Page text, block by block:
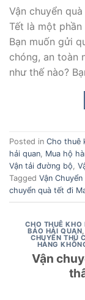
Vận chuyển
Tết là một
Bạn muốn gửi
chóng, an toàn
như thế nào?
Posted in Cho thuê
hải quan, Mua hộ
Vận tải đường bộ,
Tagged Vận Chuyển
chuyển quà tết đi
CHO THUÊ KHO
BÁO HẢI QUAN
CHUYỂN THÚ
HÀNG
Vận